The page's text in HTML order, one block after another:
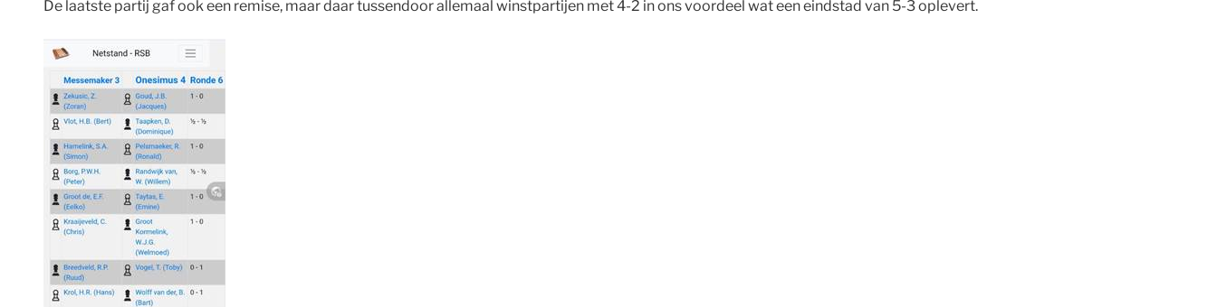
De laatste partij gaf ook een remise, maar daar tussendoor allemaal winstpartijen met 4-2 in ons voordeel wat een eindstad van 5-3 oplevert.